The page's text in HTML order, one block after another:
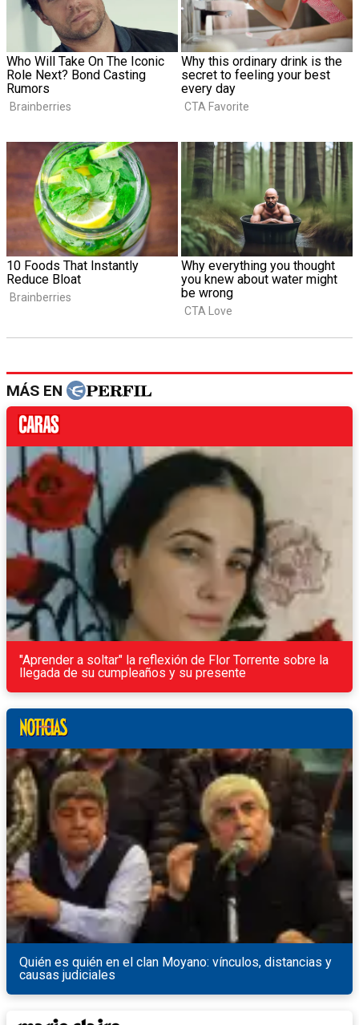
MÁS EN
"Aprender a soltar" la reflexión de Flor Torrente sobre la
llegada de su cumpleaños y su presente
Quién es quién en el clan Moyano: vínculos, distancias y
causas judiciales